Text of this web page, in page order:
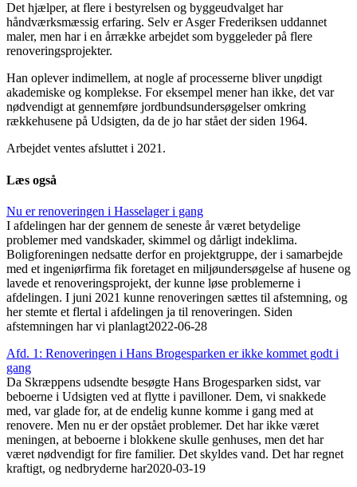
Det hjælper, at flere i bestyrelsen og byggeudvalget har
håndværksmæssig erfaring. Selv er Asger Frederiksen uddannet
maler, men har i en årrække arbejdet som byggeleder på flere
renoveringsprojekter.
Han oplever indimellem, at nogle af processerne bliver unødigt
akademiske og komplekse. For eksempel mener han ikke, det var
nødvendigt at gennemføre jordbundsundersøgelser omkring
rækkehusene på Udsigten, da de jo har stået der siden 1964.
Arbejdet ventes afsluttet i 2021.
Læs også
Nu er renove­ringen i Hasselager i gang
I afdelingen har der gennem de seneste år været betydelige
problemer med vandskader, skimmel og dårligt indeklima.
Boligforeningen nedsatte derfor en projektgruppe, der i samarbejde
med et ingeniørfirma fik foretaget en miljøundersøgelse af husene og
lavede et renoveringsprojekt, der kunne løse problemerne i
afdelingen. I juni 2021 kunne renoveringen sættes til afstemning, og
her stemte et flertal i afdelingen ja til renoveringen. Siden
afstemningen har vi planlagt2022-06-28
Afd. 1: Renove­ringen i Hans Brogesparken er ikke kommet godt i
gang
Da Skræppens udsendte besøgte Hans Brogesparken sidst, var
beboerne i Udsigten ved at flytte i pavilloner. Dem, vi snakkede
med, var glade for, at de endelig kunne komme i gang med at
renovere. Men nu er der opstået problemer. Det har ikke været
meningen, at beboerne i blokkene skulle genhuses, men det har
været nødvendigt for fire familier. Det skyldes vand. Det har regnet
kraftigt, og nedbryderne har2020-03-19